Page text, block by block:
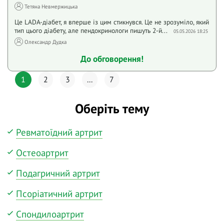
Тетяна Невмержицька
Це LADA-діабет, я вперше із цим стикнувся. Це не зрозуміло, який
тип цього діабету, але пендокринологи пишуть 2-й...
05.05.2026 18:25
Олександр Дудка
До обговорення!
1 2 3 ... 7
Оберіть тему
Ревматоїдний артрит
Остеоартрит
Подагричний артрит
Псоріатичний артрит
Спондилоартрит